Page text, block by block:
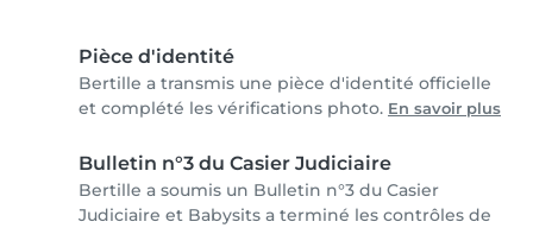
Pièce d'identité
Bertille a transmis une pièce d'identité officielle
et complété les vérifications photo. En savoir plus
Bulletin n°3 du Casier Judiciaire
Bertille a soumis un Bulletin n°3 du Casier
Judiciaire et Babysits a terminé les contrôles de